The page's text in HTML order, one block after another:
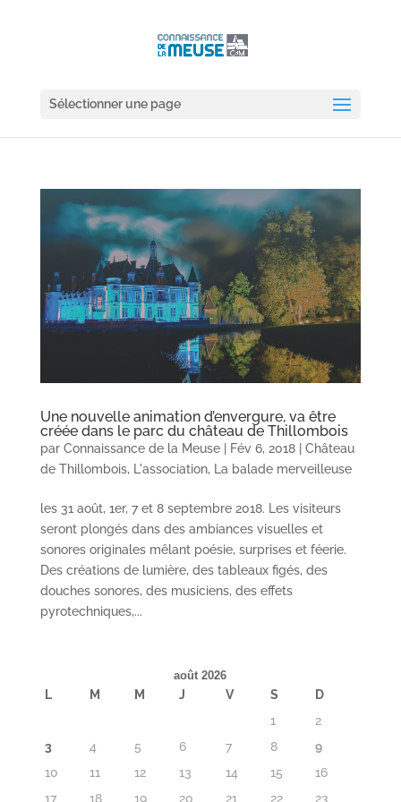
Sélectionner une page
Une nouvelle animation d’envergure, va être
créée dans le parc du château de Thillombois
par Connaissance de la Meuse| Fév 6, 2018| Château
de Thillombois, L'association, La balade merveilleuse
les 31 août, 1er, 7 et 8 septembre 2018. Les visiteurs
seront plongés dans des ambiances visuelles et
sonores originales mêlant poésie, surprises et féerie.
Des créations de lumière, des tableaux figés, des
douches sonores, des musiciens, des effets
pyrotechniques,...
août 2026
L M M J V S
D
1
2
3
4 5 6 7 8
9
10
11 12 13 14 15
16
17
18 19 20 21 22 23